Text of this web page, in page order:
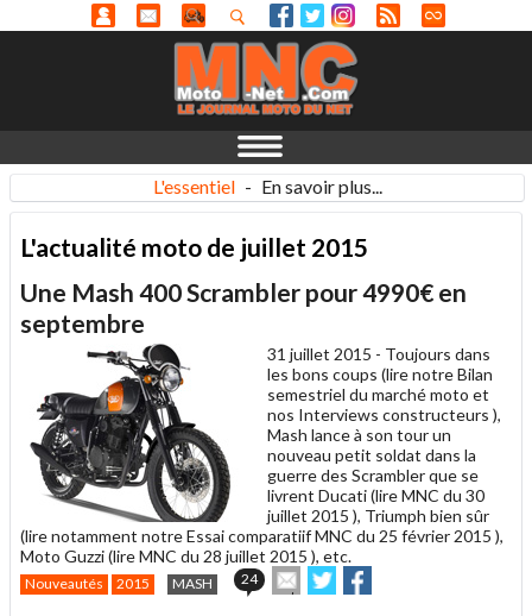
L'essentiel - En savoir plus...
L'actualité moto de juillet 2015
Une Mash 400 Scrambler pour 4990€ en
septembre
31 juillet 2015 - Toujours dans
les bons coups (lire notre Bilan
semestriel du marché moto et
nos Interviews constructeurs ),
Mash lance à son tour un
nouveau petit soldat dans la
guerre des Scrambler que se
livrent Ducati (lire MNC du 30
juillet 2015 ), Triumph bien sûr
(lire notamment notre Essai comparatiif MNC du 25 février 2015 ),
Moto Guzzi (lire MNC du 28 juillet 2015 ), etc.
Nouveautés 2015 MASH 24
Envoyer
cet
Partager
sur sur